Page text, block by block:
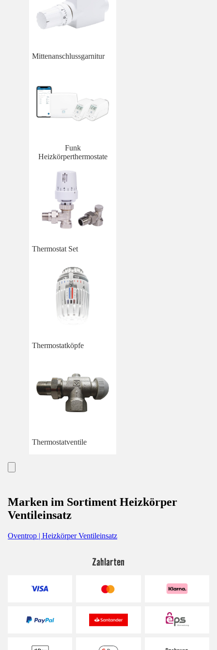
Mittenanschlussgarnitur
Funk
Heizkörperthermostate
Thermostat Set
Thermostatköpfe
Thermostatventile
Marken im Sortiment Heizkörper
Ventileinsatz
Oventrop | Heizkörper Ventileinsatz
Zahlarten